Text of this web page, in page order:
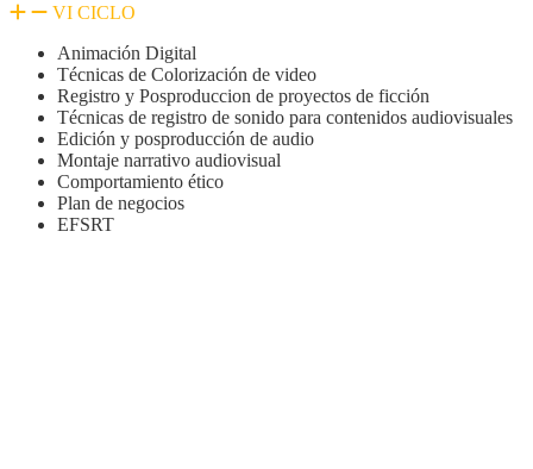
VI CICLO
Animación Digital
Técnicas de Colorización de video
Registro y Posproduccion de proyectos de ficción
Técnicas de registro de sonido para contenidos audiovisuales
Edición y posproducción de audio
Montaje narrativo audiovisual
Comportamiento ético
Plan de negocios
EFSRT